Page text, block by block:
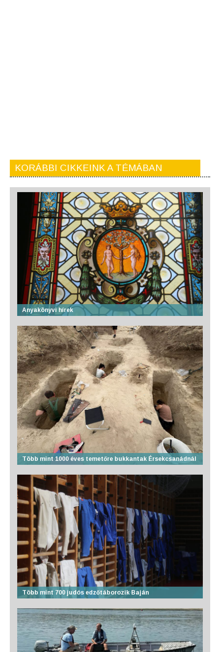
KORÁBBI CIKKEINK A TÉMÁBAN
Anyakönyvi hírek
Több mint 1000 éves temetőre bukkantak Érsekcsanádnál
Több mint 700 judós edzőtáborozik Baján